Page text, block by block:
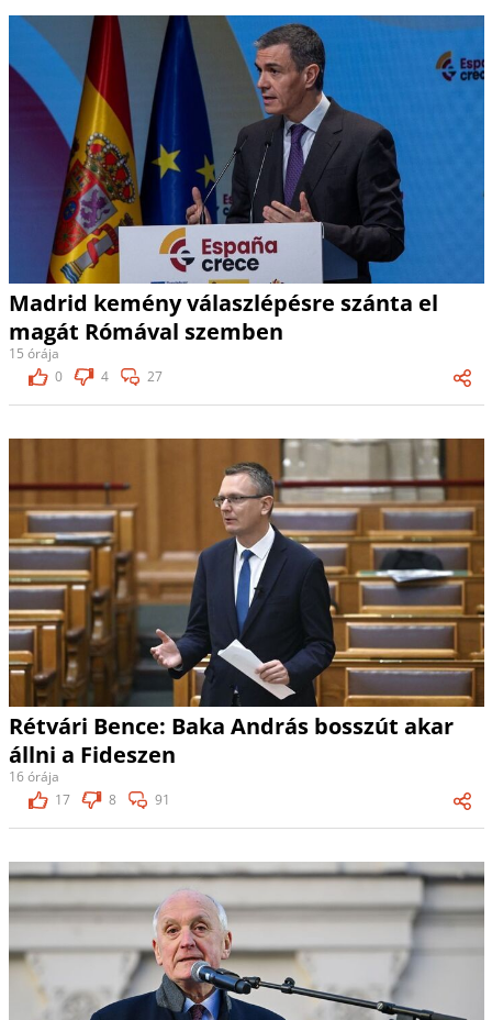
Madrid kemény válaszlépésre szánta el
magát Rómával szemben
15 órája
0
4 27
Rétvári Bence: Baka András bosszút akar
állni a Fideszen
16 órája
17
8 91